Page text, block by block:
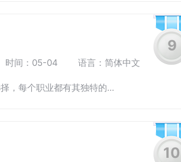
时间：05-04 语言：简体中文
，每个职业都有其独特的...
9
10